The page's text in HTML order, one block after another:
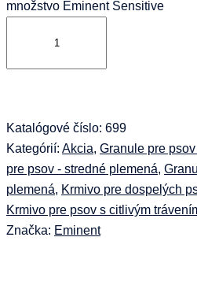
množstvo Eminent Sensitive
Katalógové číslo: 699
Kategórií: Akcia, Granule pre
pre psov - stredné plemená,
plemená, Krmivo pre dospelých
Krmivo pre psov s citlivým
Značka: Eminent